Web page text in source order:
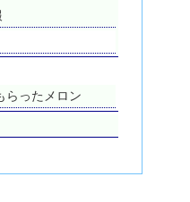
らったメロン